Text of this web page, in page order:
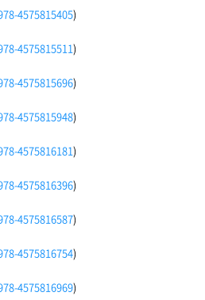
4575815405)
4575815511)
4575815696)
4575815948)
4575816181)
4575816396)
4575816587)
4575816754)
4575816969)